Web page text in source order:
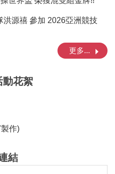
洪源禧 參加 2026亞洲競技
更多...
動花絮
作)
結